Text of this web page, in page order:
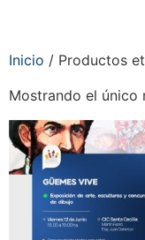
Inicio / Productos
Mostrando el único